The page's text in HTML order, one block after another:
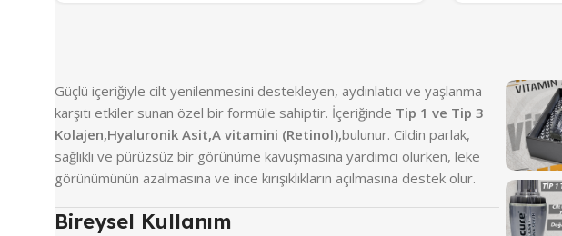
Güçlü içeriğiyle cilt yenilenmesini destekleyen, aydınlatıcı ve yaşlanma
karşıtı etkiler sunan özel bir formüle sahiptir. İçeriğinde Tip 1 ve Tip 3
Kolajen,Hyaluronik Asit,A vitamini (Retinol),bulunur. Cildin parlak,
sağlıklı ve pürüzsüz bir görünüme kavuşmasına yardımcı olurken, leke
görünümünün azalmasına ve ince kırışıklıkların açılmasına destek olur.
Bireysel Kullanım